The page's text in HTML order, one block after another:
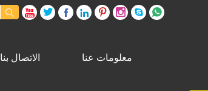
       

الاتصال بنا معلومات عنا